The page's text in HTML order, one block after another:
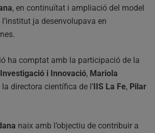
, en continuïtat i ampliació del model
ja desenvolupava en
ha comptat amb la participació de la
Investigació i Innovació, Mariola
la directora científica de l’IIS La Fe, Pilar
naix amb l’objectiu de contribuir a